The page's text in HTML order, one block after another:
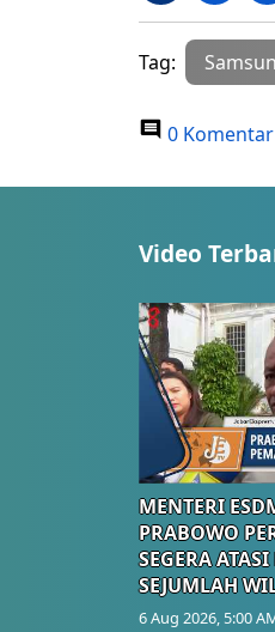
Tag:
0 Komentar
Video
MENTERI
PRABOWO
SEGERA
SEJUMLAH
6 Aug 2026, 5:00